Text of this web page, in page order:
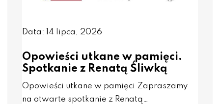
Data: 14 lipca, 2026
Opowieści utkane w pamięci.
Spotkanie z Renatą Śliwką
Opowieści utkane w pamięci Zapraszamy
na otwarte spotkanie z Renatą…